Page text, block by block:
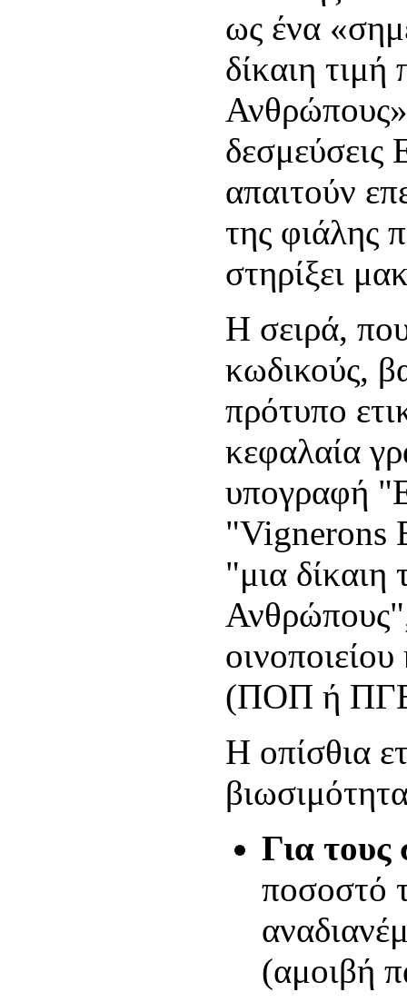
ως ένα
δίκαιη
απαιτούν
της φιάλης
στηρίξει
Η σειρά,
κωδικούς,
πρότυπο
κεφαλαία
υπογραφή
"Vignerons
"μια δίκαιη
(ΠΟΠ ή
Η οπίσθια
Για τους
ποσοστό
(αμοιβή